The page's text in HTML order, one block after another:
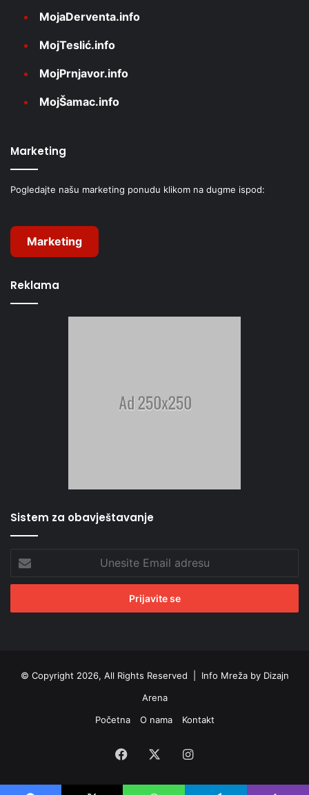
MojaDerventa.info
MojTeslić.info
MojPrnjavor.info
MojŠamac.info
Marketing
Pogledajte našu marketing ponudu klikom na dugme ispod:
Marketing
Reklama
Sistem za obavještavanje
Email
adresu
© Copyright 2026, All Rights Reserved | Info Mreža by Dizajn
Arena
Početna
O nama Kontakt
Facebook Instagram